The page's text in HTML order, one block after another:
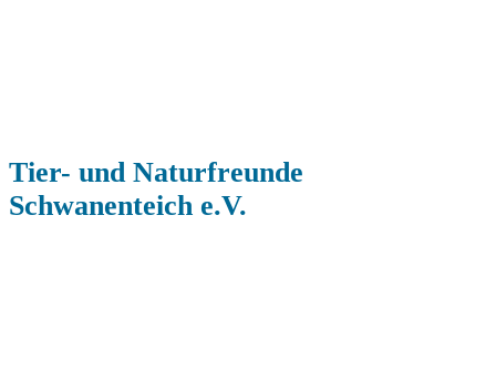
Tier- und Naturfreunde
Schwanenteich e.V.